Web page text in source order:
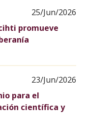
25/Jun/2026
promueve
23/Jun/2026
para el
científica y